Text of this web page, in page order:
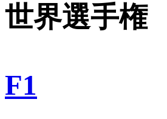
世界選手権
F1